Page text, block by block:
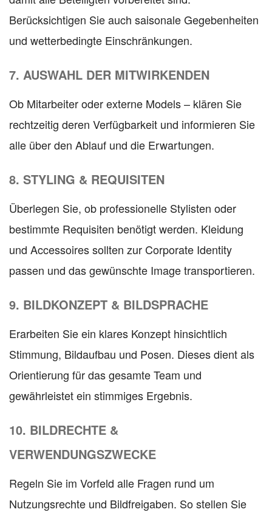
Berücksichtigen Sie auch saisonale Gegebenheiten
und wetterbedingte Einschränkungen.
7. AUSWAHL DER MITWIRKENDEN
Ob Mitarbeiter oder externe Models – klären Sie
rechtzeitig deren Verfügbarkeit und informieren Sie
alle über den Ablauf und die Erwartungen.
8. STYLING & REQUISITEN
Überlegen Sie, ob professionelle Stylisten oder
bestimmte Requisiten benötigt werden. Kleidung
und Accessoires sollten zur Corporate Identity
passen und das gewünschte Image transportieren.
9. BILDKONZEPT & BILDSPRACHE
Erarbeiten Sie ein klares Konzept hinsichtlich
Stimmung, Bildaufbau und Posen. Dieses dient als
Orientierung für das gesamte Team und
gewährleistet ein stimmiges Ergebnis.
10. BILDRECHTE &
VERWENDUNGSZWECKE
Regeln Sie im Vorfeld alle Fragen rund um
Nutzungsrechte und Bildfreigaben. So stellen Sie